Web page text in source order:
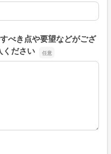
べき点や要望などがござ
ください
べき点や要望などがござい